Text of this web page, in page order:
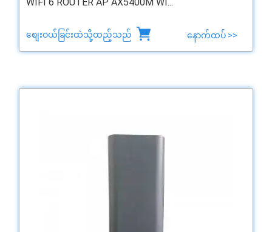
စျေးဝယ်ခြင်းထဲသို့ထည့်သည် နောက်ထပ် >>